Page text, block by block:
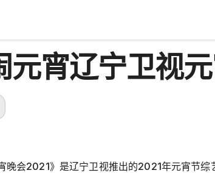
元宵辽宁卫视
晚会2021》是辽宁卫视推出的2021年元宵节